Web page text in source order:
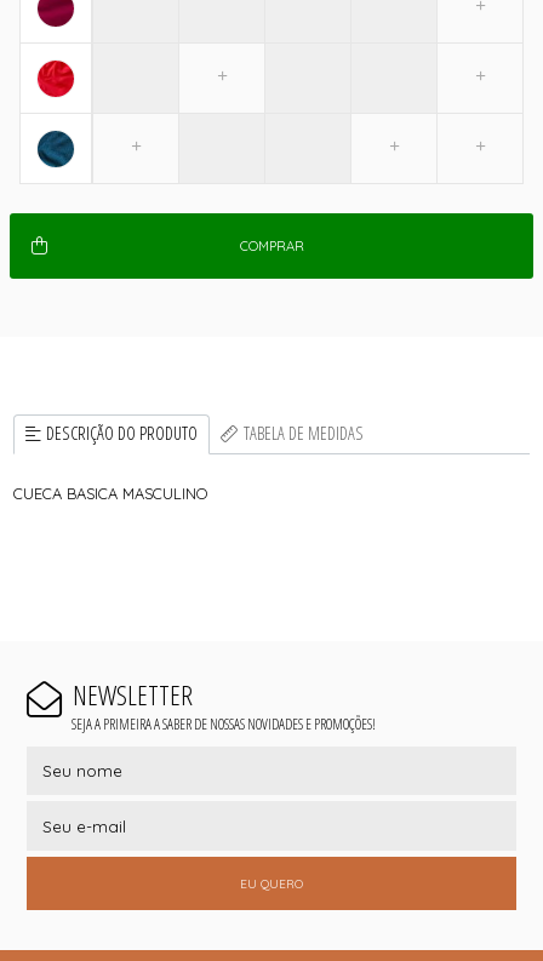
COMPRAR
DESCRIÇÃO DO PRODUTO TABELA DE MEDIDAS
CUECA BASICA MASCULINO
NEWSLETTER
SEJA A PRIMEIRA A SABER DE NOSSAS NOVIDADES E PROMOÇÕES!
EU QUERO